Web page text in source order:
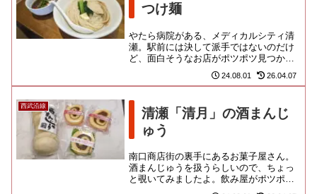
つけ麺
やたら病院がある、メディカルシティ清
瀬。駅前には決して派手ではないのだけ
ど、面白そうなお店がポツポツ見つかる
商店街がありました。何も知らん街なの
で、Googlepマップ様に...24.08.01 26.04.07
西武沿線
清瀬「清月」の酒まんじ
ゅう
南口商店街の裏手にあるお菓子屋さん。
酒まんじゅうを扱うらしいので、ちょっ
と覗いてみましたよ。飲み屋がポツポツ
とならんでいる裏通りに立地します。町